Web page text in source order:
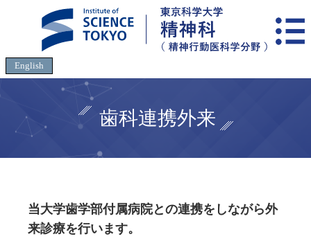
English
歯科連携外来
当大学歯学部付属病院との連携をしながら外
来診療を行います。